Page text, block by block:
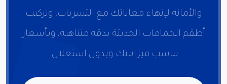
والأمانة لإنهاء معاناتك مع التسربات، وتركيب
أطقم الحمامات الحديثة بدقة متناهية، وبأسعار
تناسب ميزانيتك وبدون استغلال.